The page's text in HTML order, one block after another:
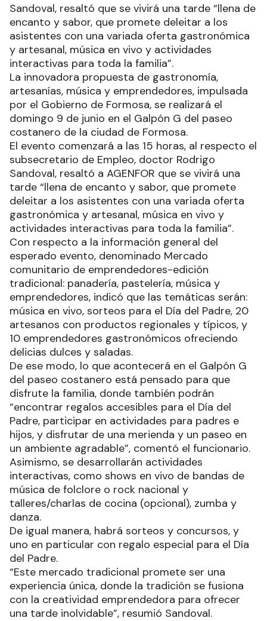
Sandoval, resaltó que se vivirá una tarde “llena de
encanto y sabor, que promete deleitar a los
asistentes con una variada oferta gastronómica
y artesanal, música en vivo y actividades
interactivas para toda la familia”.
La innovadora propuesta de gastronomía,
artesanías, música y emprendedores, impulsada
por el Gobierno de Formosa, se realizará el
domingo 9 de junio en el Galpón G del paseo
costanero de la ciudad de Formosa.
El evento comenzará a las 15 horas, al respecto el
subsecretario de Empleo, doctor Rodrigo
Sandoval, resaltó a AGENFOR que se vivirá una
tarde “llena de encanto y sabor, que promete
deleitar a los asistentes con una variada oferta
gastronómica y artesanal, música en vivo y
actividades interactivas para toda la familia”.
Con respecto a la información general del
esperado evento, denominado Mercado
comunitario de emprendedores-edición
tradicional: panadería, pastelería, música y
emprendedores, indicó que las temáticas serán:
música en vivo, sorteos para el Día del Padre, 20
artesanos con productos regionales y típicos, y
10 emprendedores gastronómicos ofreciendo
delicias dulces y saladas.
De ese modo, lo que acontecerá en el Galpón G
del paseo costanero está pensado para que
disfrute la familia, donde también podrán
“encontrar regalos accesibles para el Día del
Padre, participar en actividades para padres e
hijos, y disfrutar de una merienda y un paseo en
un ambiente agradable”, comentó el funcionario.
Asimismo, se desarrollarán actividades
interactivas, como shows en vivo de bandas de
música de folclore o rock nacional y
talleres/charlas de cocina (opcional), zumba y
danza.
De igual manera, habrá sorteos y concursos, y
uno en particular con regalo especial para el Día
del Padre.
“Este mercado tradicional promete ser una
experiencia única, donde la tradición se fusiona
con la creatividad emprendedora para ofrecer
una tarde inolvidable”, resumió Sandoval.